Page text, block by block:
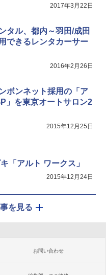
2017年3月22日
タル、都内～羽田/成田
できるレンタカーサー
2016年2月26日
ボンネット採用の「ア
」を東京オートサロン2
2015年12月25日
「アルト ワークス」
2015年12月24日
を見る
お問い合わせ